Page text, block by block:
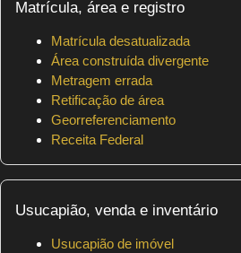
Matrícula, área e registro
Matrícula desatualizada
Área construída divergente
Metragem errada
Retificação de área
Georreferenciamento
Receita Federal
Usucapião, venda e inventário
Usucapião de imóvel